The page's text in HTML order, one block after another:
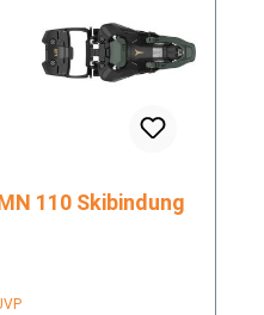
13 MN 110 Skibindung